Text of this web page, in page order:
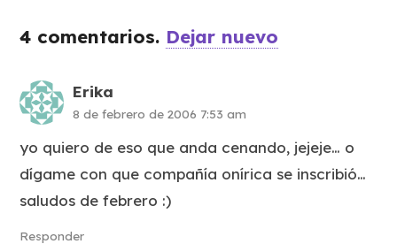
4 comentarios. Dejar nuevo
Erika
8 de febrero de 2006 7:53 am
yo quiero de eso que anda cenando, jejeje… o
dígame con que compañía onírica se inscribió…
saludos de febrero :)
Responder